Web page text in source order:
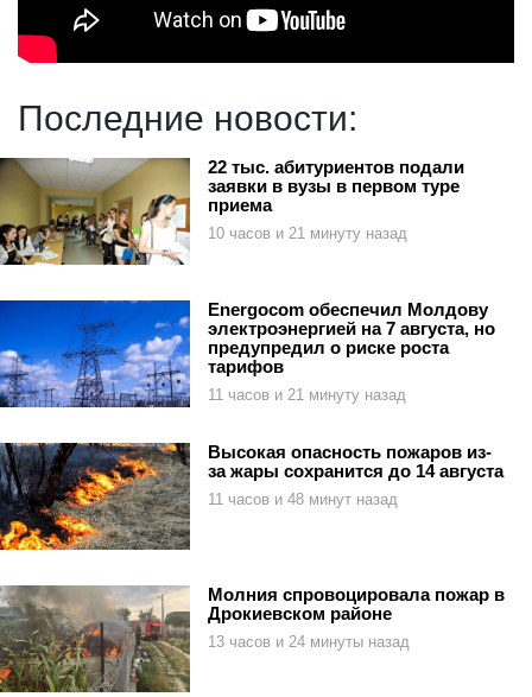
Последние новости:
22 тыс. абитуриентов подали
заявки в вузы в первом туре
приема
10 часов и 21 минуту назад
Energocom обеспечил Молдову
электроэнергией на 7 августа, но
предупредил о риске роста
тарифов
11 часов и 21 минуту назад
Высокая опасность пожаров из-
за жары сохранится до 14 августа
11 часов и 48 минут назад
Молния спровоцировала пожар в
Дрокиевском районе
13 часов и 24 минуты назад